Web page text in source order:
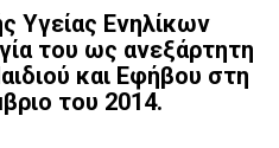
Υγείας Ενηλίκων
του ως ανεξάρτητη
και Εφήβου στη
του 2014.